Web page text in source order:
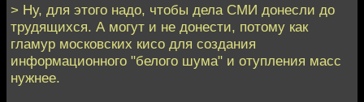
> Ну, для этого надо, чтобы дела СМИ донесли до
трудящихся. А могут и не донести, потому как
гламур московских кисо для создания
информационного "белого шума" и отупления масс
нужнее.